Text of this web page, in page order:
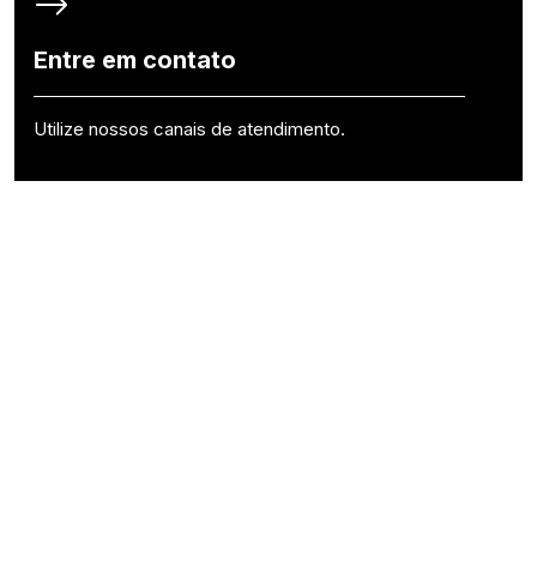
Entre em contato
Utilize nossos canais de atendimento.